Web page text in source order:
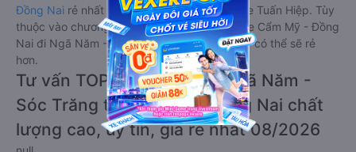
Đồng Nai rẻ nhất là 340000VND của hãng xe Tuấn Hiệp. Tùy
thuộc vào chương trình khuyến mãi, giá vé Xe Cẩm Mỹ - Đồng
Nai đi Ngã Năm - Sóc Trăng giường nằm này có thể sẽ rẻ
hơn.
Tư vấn TOP 1 xe khách đi Ngã Năm -
Sóc Trăng từ Cẩm Mỹ - Đồng Nai chất
lượng cao, uy tín, giá rẻ nhất 08/2026